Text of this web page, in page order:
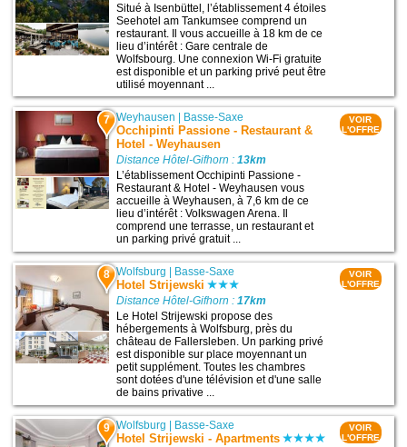
Situé à Isenbüttel, l’établissement 4 étoiles
Seehotel am Tankumsee comprend un
restaurant. Il vous accueille à 18 km de ce
lieu d’intérêt : Gare centrale de
Wolfsbourg. Une connexion Wi-Fi gratuite
est disponible et un parking privé peut être
utilisé moyennant ...
7 Weyhausen Basse-Saxe
Occhipinti Passione - Restaurant &
Hotel - Weyhausen
Distance Hôtel-Gifhorn :13km
L’établissement Occhipinti Passione -
Restaurant & Hotel - Weyhausen vous
accueille à Weyhausen, à 7,6 km de ce
lieu d’intérêt : Volkswagen Arena. Il
comprend une terrasse, un restaurant et
un parking privé gratuit ...
VOIR
L'OFFRE
8 Wolfsburg Basse-Saxe
Hotel Strijewski
Distance Hôtel-Gifhorn :17km
Le Hotel Strijewski propose des
hébergements à Wolfsburg, près du
château de Fallersleben. Un parking privé
est disponible sur place moyennant un
petit supplément. Toutes les chambres
sont dotées d'une télévision et d'une salle
de bains privative ...
VOIR
L'OFFRE
9 Wolfsburg Basse-Saxe
Hotel Strijewski - Apartments
VOIR
L'OFFRE